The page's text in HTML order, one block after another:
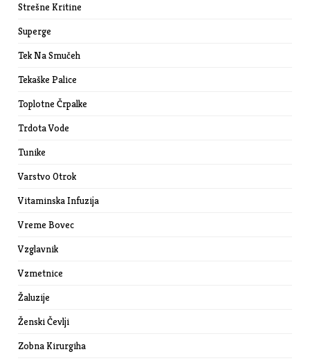
Strešne Kritine
Superge
Tek Na Smučeh
Tekaške Palice
Toplotne Črpalke
Trdota Vode
Tunike
Varstvo Otrok
Vitaminska Infuzija
Vreme Bovec
Vzglavnik
Vzmetnice
Žaluzije
Ženski Čevlji
Zobna Kirurgiha